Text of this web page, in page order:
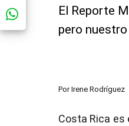
El Reporte
pero
Por Irene Rodríguez
Costa Rica